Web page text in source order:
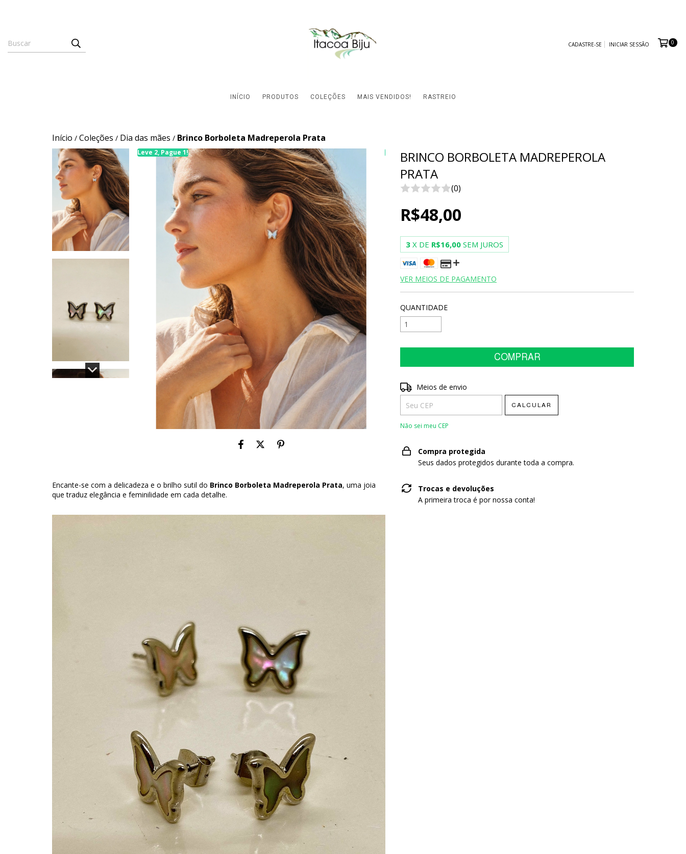
CADASTRE-SE INICIAR SESSÃO 0
INÍCIO PRODUTOS COLEÇÕES MAIS VENDIDOS! RASTREIO
Início / Coleções / Dia das mães / Brinco Borboleta Madreperola Prata
Leve 2, Pague 1! Leve 2, Pague 1!
Encante-se com a delicadeza e o brilho sutil do Brinco Borboleta Madreperola Prata, uma joia
que traduz elegância e feminilidade em cada detalhe.
BRINCO BORBOLETA MADREPEROLA
PRATA
(0)
R$48,00
3 X DE R$16,00 SEM JUROS
VER MEIOS DE PAGAMENTO
QUANTIDADE
Entregas para o CEP:
Meios de envio
CALCULAR
Não sei meu CEP
Compra protegida
Seus dados protegidos durante toda a compra.
Trocas e devoluções
A primeira troca é por nossa conta!